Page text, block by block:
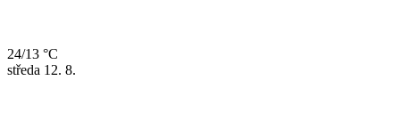
24/13 °C
středa 12. 8.